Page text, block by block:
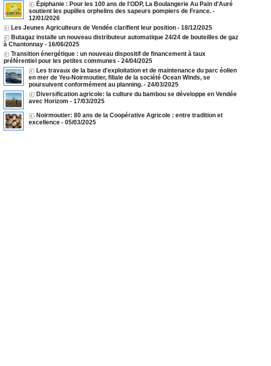
Épiphanie : Pour les 100 ans de l'ODP, La Boulangerie Au Pain d'Auré
soutient les pupilles orphelins des sapeurs pompiers de France. -
12/01/2026
Les Jeunes Agriculteurs de Vendée clarifient leur position - 18/12/2025
Butagaz installe un nouveau distributeur automatique 24/24 de bouteilles de gaz
à Chantonnay - 16/06/2025
Transition énergétique : un nouveau dispositif de financement à taux
préférentiel pour les petites communes - 24/04/2025
Les travaux de la base d'exploitation et de maintenance du parc éolien
en mer de Yeu-Noirmoutier, filiale de la société Ocean Winds, se
poursuivent conformément au planning. - 24/03/2025
Diversification agricole: la culture du bambou se développe en Vendée
avec Horizom - 17/03/2025
Noirmoutier: 80 ans de la Coopérative Agricole : entre tradition et
excellence - 05/03/2025